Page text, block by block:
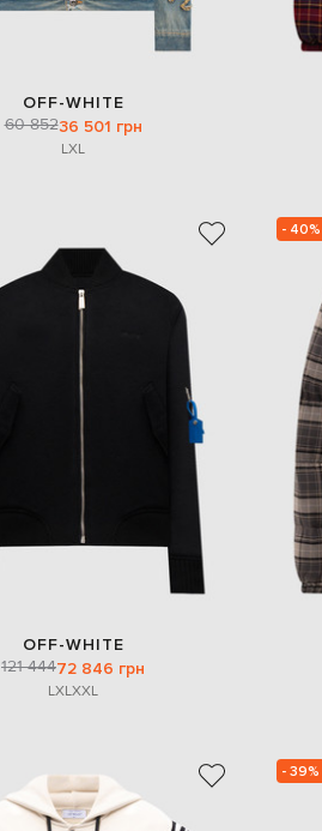
OFF-WHITE
60 85236 501 грн
LXL
OFF-WHITE
121 44472 846 грн
LXLXXL
- 40%
- 39%